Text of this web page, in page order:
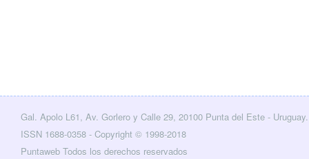
Gal. Apolo L61, Av. Gorlero y Calle 29, 20100 Punta del Este - Uruguay.
ISSN 1688-0358 - Copyright © 1998-2018
Puntaweb Todos los derechos reservados
Twitter